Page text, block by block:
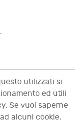
utilizzati si
ed utili
Se vuoi saperne
alcuni cookie,